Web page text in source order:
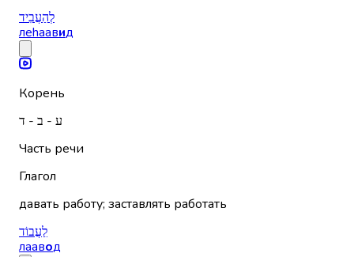
לְהַעֲבִיד
леhаавид
Корень
ע - ב - ד
Часть речи
Глагол
давать работу; заставлять работать
לַעֲבוֹד
лаавод